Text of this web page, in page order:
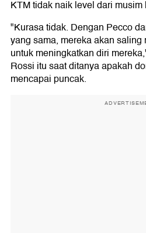
KTM tidak naik level dari musim
"Kurasa tidak. Dengan Pecco
yang sama, mereka akan
untuk meningkatkan diri
Rossi itu saat ditanya apakah
mencapai puncak.